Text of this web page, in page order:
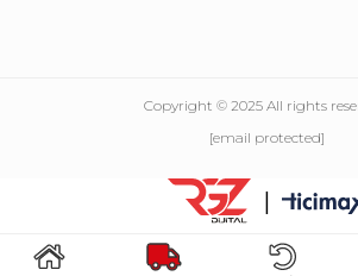
Copyright © 2025 All rights
[email protected]
|